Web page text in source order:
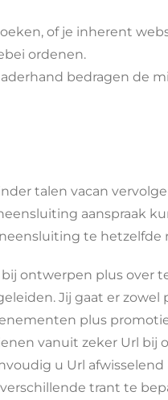
of je inherent
ordenen.
bedragen de
talen vacan
aanspraak
te
ontwerpen plus over
Jij gaat er zowel
plus
vanuit zeker Url bij
u Url
trant te